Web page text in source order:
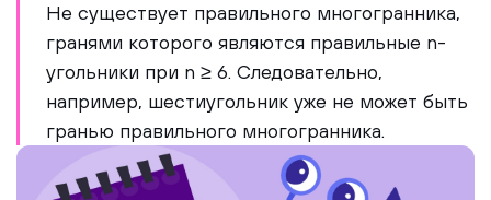
Не существует правильного многогранника,
гранями которого являются правильные n-
угольники при n ≥ 6. Следовательно,
например, шестиугольник уже не может быть
гранью правильного многогранника.